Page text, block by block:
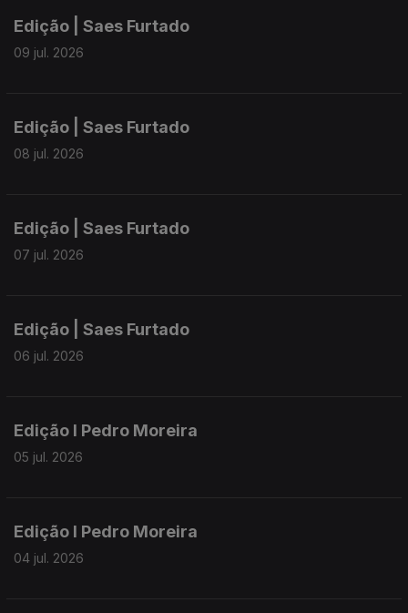
Edição | Saes Furtado
09 jul. 2026
Edição | Saes Furtado
08 jul. 2026
Edição | Saes Furtado
07 jul. 2026
Edição | Saes Furtado
06 jul. 2026
Edição I Pedro Moreira
05 jul. 2026
Edição I Pedro Moreira
04 jul. 2026